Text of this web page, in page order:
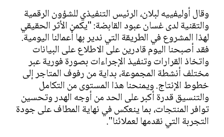
وقال أوليفييه لبلان، الرئيس التنفيذي للشؤون الرقمية
والتقنية لدى غسان عبود القابضة: "يكمن الأثر الحقيقي
لهذا المشروع في الطريقة التي ندير بها أعمالنا اليومية.
فقد أصبحنا اليوم قادرين على الاطلاع على البيانات
واتخاذ القرارات وتنفيذ الإجراءات بصورة فورية عبر
مختلف أنشطة المجموعة، بداية من رفوف المتاجر إلى
خطوط الإنتاج. ويمنحنا هذا المستوى من التكامل
والتنسيق قدرة أكبر على الحد من أوجه الهدر وتحسين
توافر المنتجات، بما ينعكس في نهاية المطاف على جودة
التجربة التي نقدمها لعملائنا".